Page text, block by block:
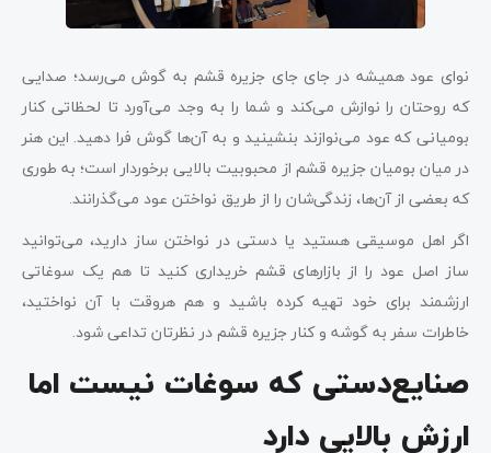
نوای عود همیشه در جای جای جزیره قشم به گوش می‌رسد؛ صدایی
که روحتان را نوازش می‌کند و شما را به وجد می‌آورد تا لحظاتی کنار
بومیانی که عود می‌نوازند بنشینید و به آن‌ها گوش فرا دهید. این هنر
در میان بومیان جزیره قشم از محبوبیت بالایی برخوردار است؛ به طوری
که بعضی از آن‌ها، زندگی‌شان را از طریق نواختن عود می‌گذرانند.
اگر اهل موسیقی هستید یا دستی در نواختن ساز دارید، می‌توانید
ساز اصل عود را از بازارهای قشم خریداری کنید تا هم یک سوغاتی
ارزشمند برای خود تهیه کرده باشید و هم هروقت با آن نواختید،
خاطرات سفر به گوشه و کنار جزیره قشم در نظرتان تداعی شود.
صنایع‌دستی که سوغات نیست اما
ارزش بالایی دارد